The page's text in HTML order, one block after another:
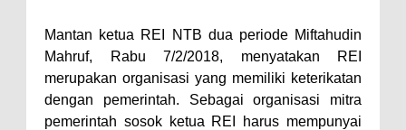
Percepatan Bantuan BSPS
Wakil Wali Kota Bima
Konsultasikan Usulan Inpres
Jalan Daerah 2026 dan
Mantan ketua REI NTB dua periode Miftahudin
Mahruf, Rabu 7/2/2018, menyatakan REI
merupakan organisasi yang memiliki keterikatan
dengan pemerintah. Sebagai organisasi mitra
pemerintah sosok ketua REI harus mempunyai